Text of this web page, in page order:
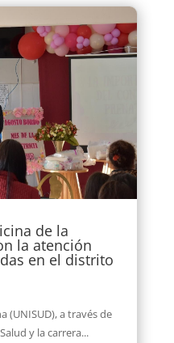
de la
la atención
en el distrito
(UNISUD), a través de
y la carrera...